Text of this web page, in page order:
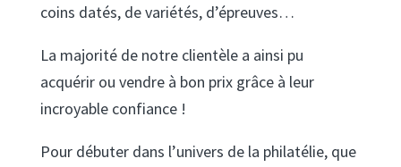
coins datés, de variétés, d’épreuves…
La majorité de notre clientèle a ainsi pu
acquérir ou vendre à bon prix grâce à leur
incroyable confiance !
Pour débuter dans l’univers de la philatélie, que